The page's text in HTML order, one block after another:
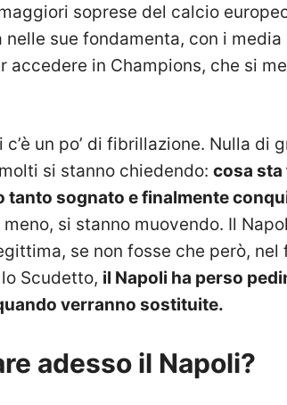
soprese del calcio
sue fondamenta, con i
accedere in Champions, che si
un po’ di fibrillazione. Nulla di
si stanno chiedendo: cosa sta
tanto sognato e finalmente
si stanno muovendo. Il
se non fosse che però,
Scudetto, il Napoli ha perso
verranno sostituite.
adesso il Napoli?